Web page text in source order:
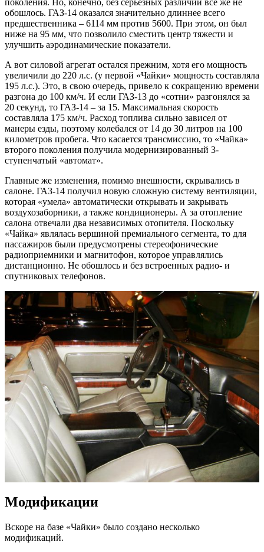
поколения. Но, конечно, без серьезных различий все же не
обошлось. ГАЗ-14 оказался значительно длиннее всего
предшественника – 6114 мм против 5600. При этом, он был
ниже на 95 мм, что позволило сместить центр тяжести и
улучшить аэродинамические показатели.
А вот силовой агрегат остался прежним, хотя его мощность
увеличили до 220 л.с. (у первой «Чайки» мощность составляла
195 л.с.). Это, в свою очередь, привело к сокращению времени
разгона до 100 км/ч. И если ГАЗ-13 до «сотни» разгонялся за
20 секунд, то ГАЗ-14 – за 15. Максимальная скорость
составляла 175 км/ч. Расход топлива сильно зависел от
манеры езды, поэтому колебался от 14 до 30 литров на 100
километров пробега. Что касается трансмиссию, то «Чайка»
второго поколения получила модернизированный 3-
ступенчатый «автомат».
Главные же изменения, помимо внешности, скрывались в
салоне. ГАЗ-14 получил новую сложную систему вентиляции,
которая «умела» автоматически открывать и закрывать
воздухозаборники, а также кондиционеры. А за отопление
салона отвечали два независимых отопителя. Поскольку
«Чайка» являлась вершиной премиального сегмента, то для
пассажиров были предусмотрены стереофонические
радиоприемники и магнитофон, которое управлялись
дистанционно. Не обошлось и без встроенных радио- и
спутниковых телефонов.
Модификации
Вскоре на базе «Чайки» было создано несколько
модификаций.